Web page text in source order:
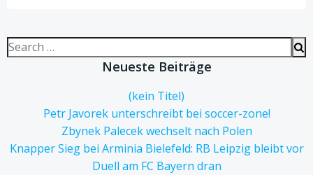
Search
for:
Neueste Beiträge
(kein Titel)
Petr Javorek unterschreibt bei soccer-zone!
Zbynek Palecek wechselt nach Polen
Knapper Sieg bei Arminia Bielefeld: RB Leipzig bleibt vor
Duell am FC Bayern dran